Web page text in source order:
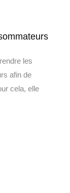
les
afin de
cela, elle